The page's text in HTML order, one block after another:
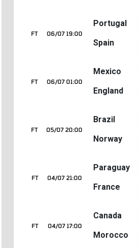
06/07 19:00
FT
Portugal
Spain
06/07 01:00
FT
Mexico
England
05/07 20:00
FT
Brazil
Norway
04/07 21:00
FT
Paraguay
France
04/07 17:00
FT
Canada
Morocco